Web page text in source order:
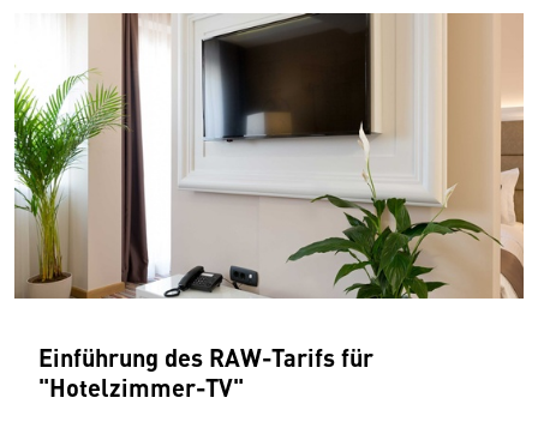
Einführung des RAW-Tarifs für
"Hotelzimmer-TV"